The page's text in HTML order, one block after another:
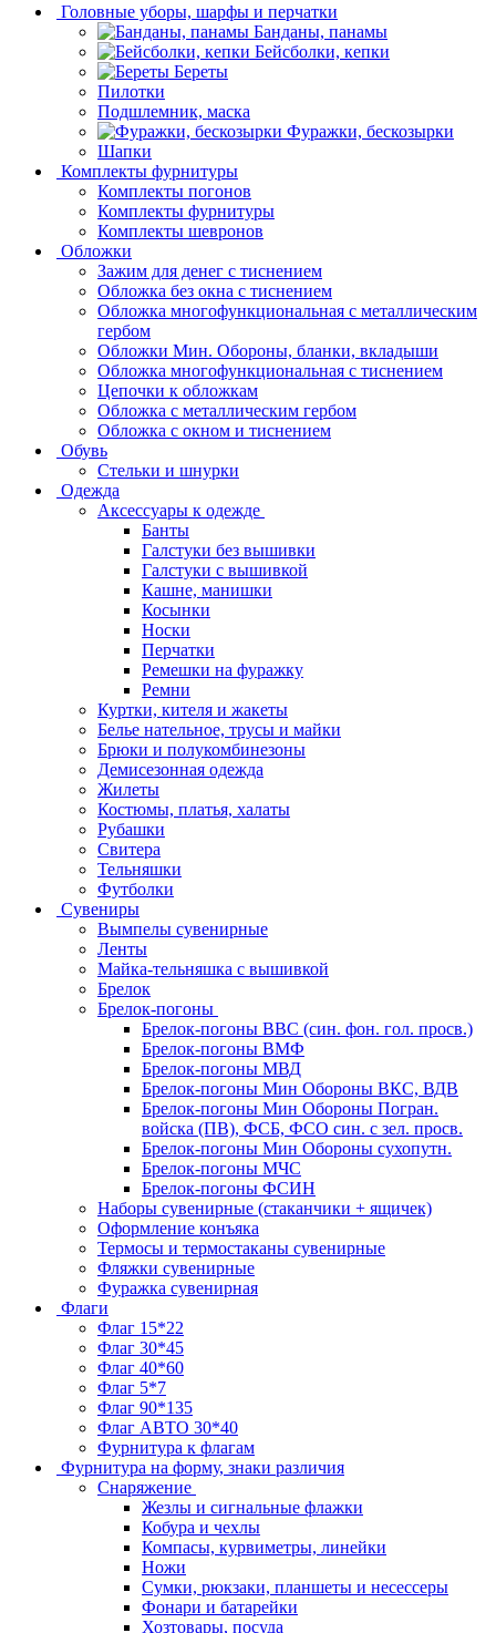
Головные уборы, шарфы и перчатки
Банданы, панамы
Бейсболки, кепки
Береты
Пилотки
Подшлемник, маска
Фуражки, бескозырки
Шапки
Комплекты фурнитуры
Комплекты погонов
Комплекты фурнитуры
Комплекты шевронов
Обложки
Зажим для денег с тиснением
Обложка без окна с тиснением
Обложка многофункциональная с металлическим
гербом
Обложки Мин. Обороны, бланки, вкладыши
Обложка многофункциональная с тиснением
Цепочки к обложкам
Обложка с металлическим гербом
Обложка с окном и тиснением
Обувь
Стельки и шнурки
Одежда
Аксессуары к одежде
Банты
Галстуки без вышивки
Галстуки с вышивкой
Кашне, манишки
Косынки
Носки
Перчатки
Ремешки на фуражку
Ремни
Куртки, кителя и жакеты
Белье нательное, трусы и майки
Брюки и полукомбинезоны
Демисезонная одежда
Жилеты
Костюмы, платья, халаты
Рубашки
Свитера
Тельняшки
Футболки
Сувениры
Вымпелы сувенирные
Ленты
Майка-тельняшка с вышивкой
Брелок
Брелок-погоны
Брелок-погоны ВВС (син. фон. гол. просв.)
Брелок-погоны ВМФ
Брелок-погоны МВД
Брелок-погоны Мин Обороны ВКС, ВДВ
Брелок-погоны Мин Обороны Погран.
войска (ПВ), ФСБ, ФСО син. с зел. просв.
Брелок-погоны Мин Обороны сухопутн.
Брелок-погоны МЧС
Брелок-погоны ФСИН
Наборы сувенирные (стаканчики + ящичек)
Оформление конъяка
Термосы и термостаканы сувенирные
Фляжки сувенирные
Фуражка сувенирная
Флаги
Флаг 15*22
Флаг 30*45
Флаг 40*60
Флаг 5*7
Флаг 90*135
Флаг АВТО 30*40
Фурнитура к флагам
Фурнитура на форму, знаки различия
Снаряжение
Жезлы и сигнальные флажки
Кобура и чехлы
Компасы, курвиметры, линейки
Ножи
Сумки, рюкзаки, планшеты и несессеры
Фонари и батарейки
Хозтовары, посуда